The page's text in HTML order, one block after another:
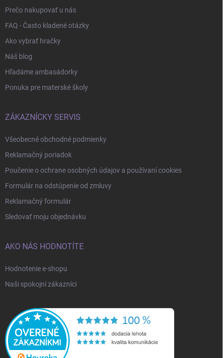
Prečo nakupovať u nás
FAQ - Často kladené otázky
Ako vybrať hračky
Náš blog
Hľadáme ambasádorky
Ponuka pre materské školy
ZÁKAZNÍCKY SERVIS
Všeobecné obchodné podmienky
Reklamačný poriadok
Poučenie o ochrane osobných údajov a používaní cookies
Formulár na odstúpenie od zmluvy
Reklamačný formulár
Sledovať moju objednávku
AKO NÁS HODNOTÍTE
Hodnotenie e-shopu
Naši spokojní zákazníci